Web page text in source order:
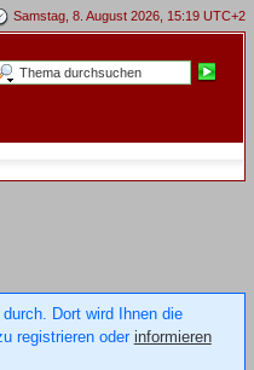
Samstag, 8. August 2026, 15:19 UTC+2
Dort wird Ihnen die
registrieren oder informieren